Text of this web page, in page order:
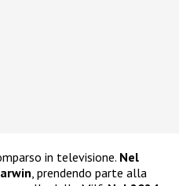
in televisione. Nel
, prendendo parte alla